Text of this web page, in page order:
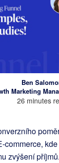
Ben
Marketing
26 minutes
commerce,
zvýšení